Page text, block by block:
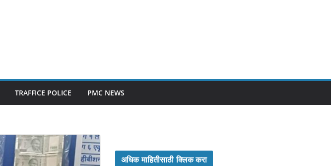
TRAFFICE POLICE PMC NEWS
अधिक माहितीसाठी क्लिक करा